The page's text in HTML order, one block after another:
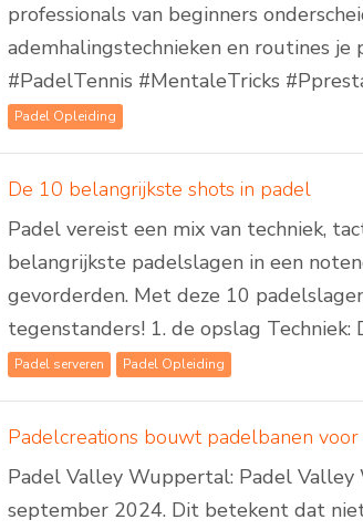
professionals van beginners
ademhalingstechnieken en routines
#PadelTennis #MentaleTricks
Padel Opleiding
De 10 belangrijkste shots in padel
Padel vereist een mix van techniek,
belangrijkste padelslagen in een
gevorderden. Met deze 10
tegenstanders! 1. de opslag
Padel serveren Padel Opleiding
Padel Valley Wuppertal: Padel
september 2024. Dit betekent dat